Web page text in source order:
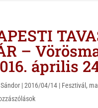
–
április
|2016/04/14| Fesztivál ,